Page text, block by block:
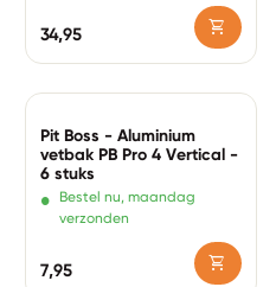
Normale prijs
34,95 shopping_cart
Pit Boss - Aluminium
vetbak PB Pro 4 Vertical -
6 stuks
•
Bestel nu, maandag
verzonden
Normale prijs
7,95 shopping_cart